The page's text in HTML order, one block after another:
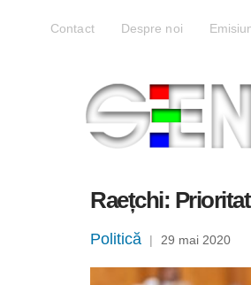
Contact Despre noi
Raețchi:
Politică | 29 mai 2020